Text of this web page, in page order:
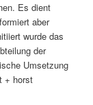
Es dient
aber
wurde das
der
Umsetzung
+ horst